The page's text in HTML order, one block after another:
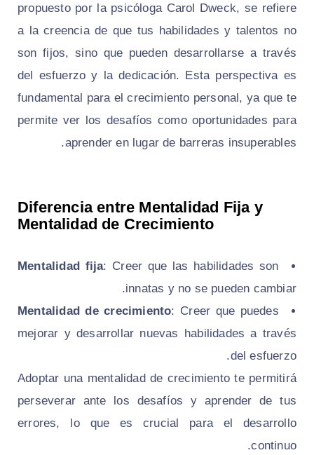
propuesto por la psicóloga Carol Dweck, se refiere
a la creencia de que tus habilidades y talentos no
son fijos, sino que pueden desarrollarse a través
del esfuerzo y la dedicación. Esta perspectiva es
fundamental para el crecimiento personal, ya que te
permite ver los desafíos como oportunidades para
aprender en lugar de barreras insuperables.
Diferencia entre Mentalidad Fija y
Mentalidad de Crecimiento
Mentalidad fija: Creer que las habilidades son
innatas y no se pueden cambiar.
Mentalidad de crecimiento: Creer que puedes
mejorar y desarrollar nuevas habilidades a través
del esfuerzo.
Adoptar una mentalidad de crecimiento te permitirá
perseverar ante los desafíos y aprender de tus
errores, lo que es crucial para el desarrollo
continuo.